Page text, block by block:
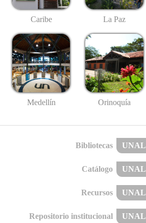
Caribe La Paz
Medellín Orinoquía
Bibliotecas UNAL
Catálogo UNAL
Recursos UNAL
Repositorio institucional UNAL